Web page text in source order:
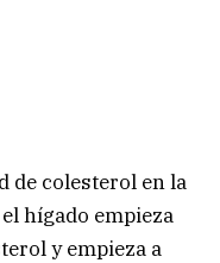
de colesterol en la
hígado empieza
y empieza a